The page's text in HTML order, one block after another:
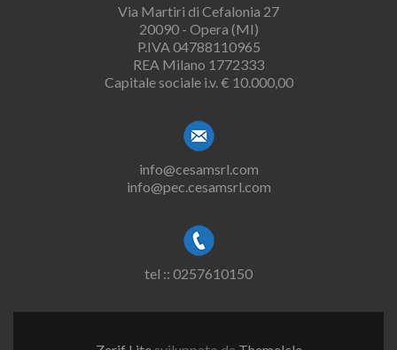
Via Martiri di Cefalonia 27
20090 - Opera (MI)
P.IVA 04788110965
REA Milano 1772333
Capitale sociale i.v. € 10.000,00
info@cesamsrl.com
info@pec.cesamsrl.com
tel :: 0257610150